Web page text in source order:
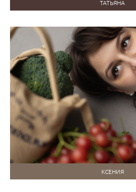
ТАТЬЯНА
КСЕНИЯ